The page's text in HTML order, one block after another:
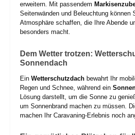
erweitern. Mit passendem
Seitenwänden und Beleuchtung können
Atmosphäre schaffen, die Ihre Abende
besonders macht.
Dem Wetter trotzen:
Sonnendach
Ein Wetterschutzdach bewahrt Ihr
Regen und Schnee, während ein
Lösung darstellt, um die Sonne zu
um Sonnenbrand machen zu müssen.
machen Ihr Caravaning-Erlebnis noch